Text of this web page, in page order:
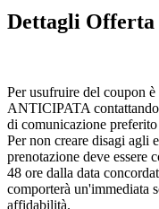
Dettagli Offerta
Per usufruire del coupon
ANTICIPATA
di comunicazione
Per non creare disagi agli
prenotazione deve essere
48 ore dalla data
comporterà un'immediata
affidabilità.